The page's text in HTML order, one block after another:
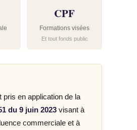
CPF
Formations visées
Et tout fonds public
pris en application de la
du 9 juin 2023visant à
commerciale et à